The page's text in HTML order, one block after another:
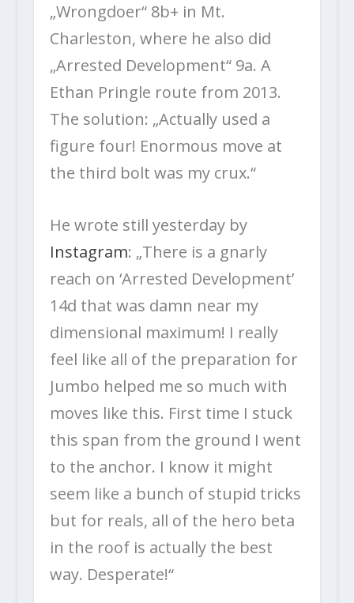
„Wrongdoer“ 8b+ in Mt.
Charleston, where he also did
„Arrested Development“ 9a. A
Ethan Pringle route from 2013.
The solution: „Actually used a
figure four! Enormous move at
the third bolt was my crux.“
He wrote still yesterday by
Instagram: „There is a gnarly
reach on ‘Arrested Development’
14d that was damn near my
dimensional maximum! I really
feel like all of the preparation for
Jumbo helped me so much with
moves like this. First time I stuck
this span from the ground I went
to the anchor. I know it might
seem like a bunch of stupid tricks
but for reals, all of the hero beta
in the roof is actually the best
way. Desperate!“